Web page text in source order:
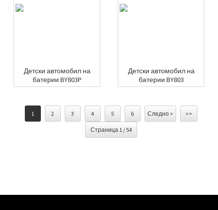
Детски автомобил на
батерии BY803P
Детски автомобил на
батерии BY803
1 2 3 4 5 6 Следно > >>
Страница 1 / 54